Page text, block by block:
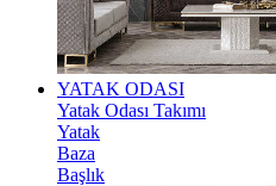
YATAK ODASI
Yatak Odası Takımı
Yatak
Baza
Başlık